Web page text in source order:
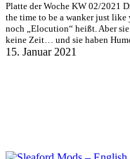
Platte der Woche KW 02/2021
the time to be a wanker just like
noch „Elocution“ heißt. Aber
keine Zeit… und sie haben
15. Januar 2021